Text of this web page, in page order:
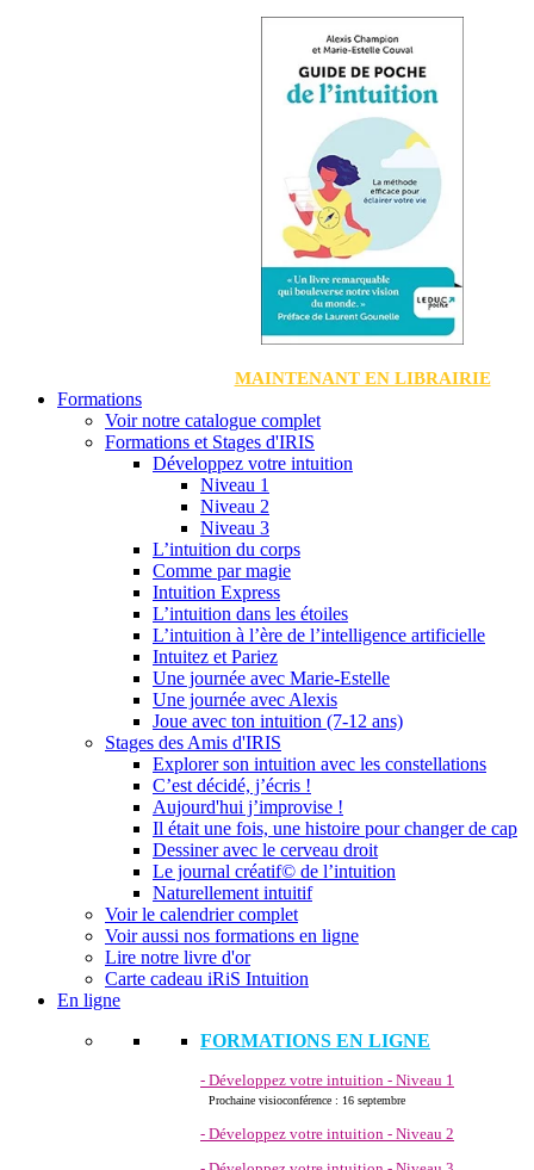
MAINTENANT EN LIBRAIRIE
Formations
Voir notre catalogue complet
Formations et Stages d'IRIS
Développez votre intuition
Niveau 1
Niveau 2
Niveau 3
L’intuition du corps
Comme par magie
Intuition Express
L’intuition dans les étoiles
L’intuition à l’ère de l’intelligence artificielle
Intuitez et Pariez
Une journée avec Marie-Estelle
Une journée avec Alexis
Joue avec ton intuition (7-12 ans)
Stages des Amis d'IRIS
Explorer son intuition avec les constellations
C’est décidé, j’écris !
Aujourd'hui j’improvise !
Il était une fois, une histoire pour changer de cap
Dessiner avec le cerveau droit
Le journal créatif© de l’intuition
Naturellement intuitif
Voir le calendrier complet
Voir aussi nos formations en ligne
Lire notre livre d'or
Carte cadeau iRiS Intuition
En ligne
FORMATIONS EN LIGNE
- Développez votre intuition - Niveau 1
Prochaine visioconférence : 16 septembre
- Développez votre intuition - Niveau 2